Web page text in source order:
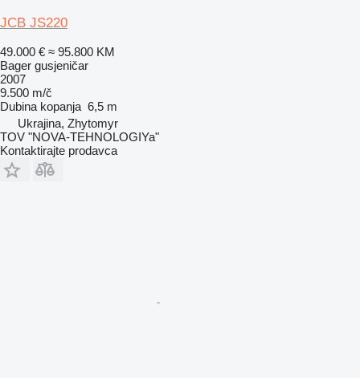
JCB JS220
49.000 € ≈ 95.800 KM
Bager gusjeničar
2007
9.500 m/č
Dubina kopanja 6,5 m
Ukrajina, Zhytomyr
TOV "NOVA-TEHNOLOGIYa"
Kontaktirajte prodavca